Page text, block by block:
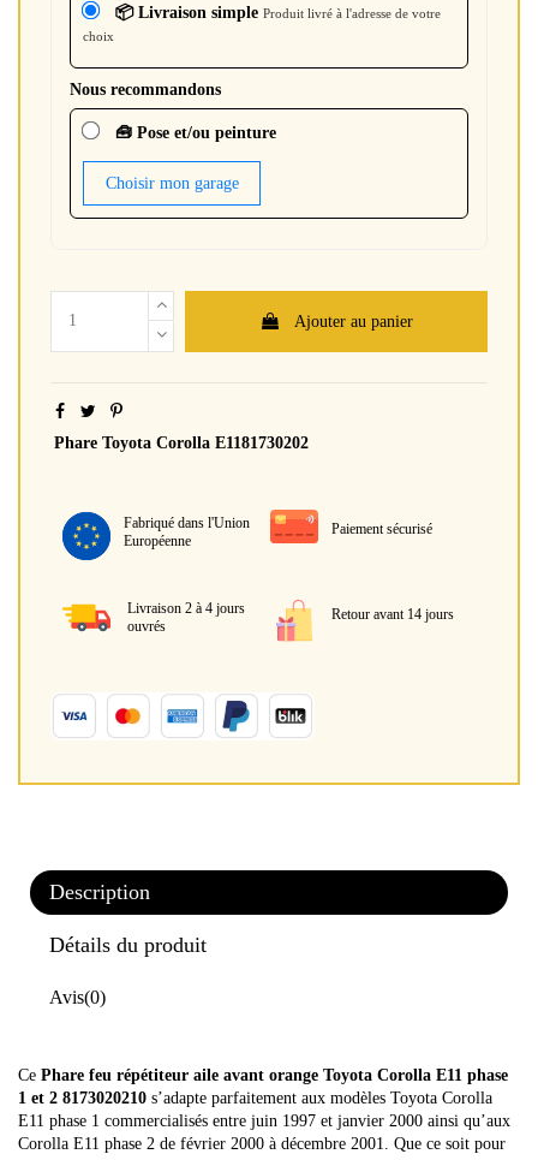
📦 Livraison simple Produit livré à l'adresse de votre
choix
Nous recommandons
🧰 Pose et/ou peinture
Choisir mon garage
Ajouter au panier
Phare Toyota Corolla E1181730202
Fabriqué dans l'Union
Européenne
Paiement sécurisé
Livraison 2 à 4 jours
ouvrés
Retour avant 14 jours
Description
Détails du produit
Avis(0)
Ce Phare feu répétiteur aile avant orange Toyota Corolla E11 phase
1 et 2 8173020210 s’adapte parfaitement aux modèles Toyota Corolla
E11 phase 1 commercialisés entre juin 1997 et janvier 2000 ainsi qu’aux
Corolla E11 phase 2 de février 2000 à décembre 2001. Que ce soit pour